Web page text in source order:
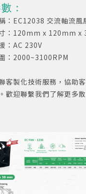
：
：EC12038 交流軸流風
：120mm x 120mm x
：AC 230V
：2000~3100RPM
客製化技術服務，協助
歡迎聯繫我們了解更多